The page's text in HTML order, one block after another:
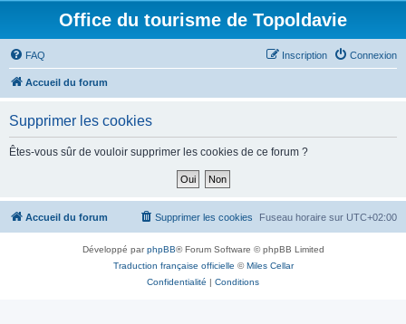
Office du tourisme de Topoldavie
FAQ Connexion
Inscription
Accueil du forum
Supprimer les cookies
Êtes-vous sûr de vouloir supprimer les cookies de ce forum ?
Accueil du forum Fuseau horaire sur UTC+02:00
Supprimer les cookies
Développé parphpBB® Forum Software © phpBB Limited
Traduction française officielle ©Miles Cellar
Confidentialité | Conditions